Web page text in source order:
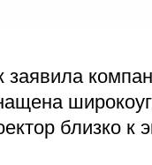
заявила
близко к